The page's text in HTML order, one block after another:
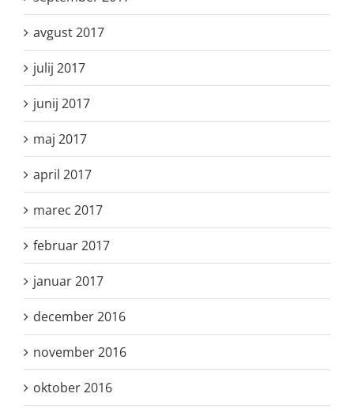
avgust 2017
julij 2017
junij 2017
maj 2017
april 2017
marec 2017
februar 2017
januar 2017
december 2016
november 2016
oktober 2016